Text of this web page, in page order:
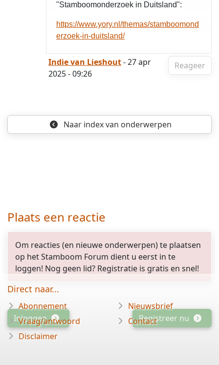
"Stamboomonderzoek in Duitsland":
https://www.yory.nl/themas/stamboomond
erzoek-in-duitsland/
Reageer
Indie van Lieshout- 27 apr
2025 - 09:26
Naar indexvan onderwerpen
Plaats een reactie
Om reacties (en nieuwe onderwerpen) te plaatsen
op het Stamboom Forum dient u eerst in te
loggen! Nog geen lid? Registratie is gratis en snel!
Inloggen Registreer nu
Direct naar...
Abonnement
Vraag/antwoord
Disclaimer
Nieuwsbrief
Contact